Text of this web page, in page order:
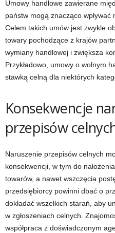
Umowy handlowe zawierane
państw mogą znacząco wpływać
Celem takich umów jest zwykle
towary pochodzące z krajów
wymiany handlowej i zwiększa
Przykładowo, umowy o wolnym
stawką celną dla niektórych
Konsekwencje
przepisów
Naruszenie przepisów celnych
konsekwencji, w tym do
towarów, a nawet wszczęcia
przedsiębiorcy powinni dbać o
dokładać wszelkich starań, aby
w zgłoszeniach celnych.
współpraca z doświadczonym